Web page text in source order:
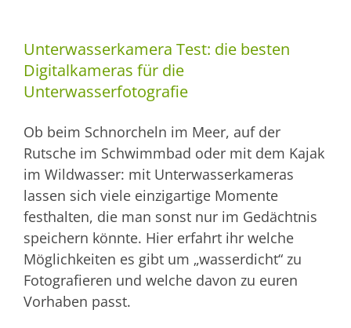
Unterwasserkamera Test: die besten
Digitalkameras für die
Unterwasserfotografie
Ob beim Schnorcheln im Meer, auf der
Rutsche im Schwimmbad oder mit dem Kajak
im Wildwasser: mit Unterwasserkameras
lassen sich viele einzigartige Momente
festhalten, die man sonst nur im Gedächtnis
speichern könnte. Hier erfahrt ihr welche
Möglichkeiten es gibt um „wasserdicht“ zu
Fotografieren und welche davon zu euren
Vorhaben passt.